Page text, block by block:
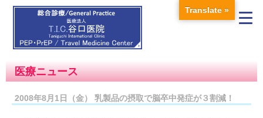
医療ニュース
2008年8月1日（金） 乳製品の摂取で脳卒中発症が３割減！
Translate »